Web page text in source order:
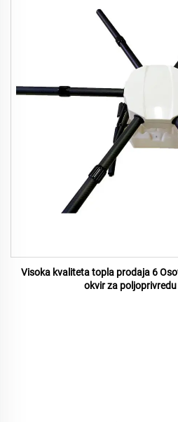
Visoka kvaliteta topla prodaja 6
okvir za